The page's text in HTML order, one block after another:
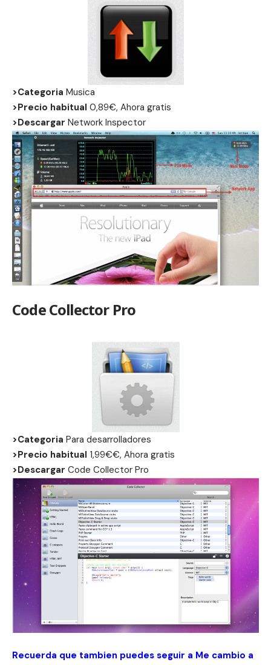
>Categoria Musica
>Precio habitual 0,89€, Ahora gratis
>Descargar Network Inspector
Code Collector Pro
>Categoria Para desarrolladores
>Precio habitual 1,99€€, Ahora gratis
>Descargar Code Collector Pro
Recuerda que tambien puedes seguir a Me cambio a